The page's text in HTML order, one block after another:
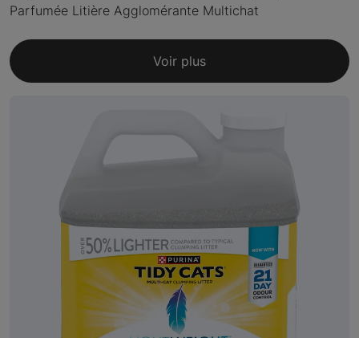
Parfumée Litière Agglomérante Multichat
Voir plus